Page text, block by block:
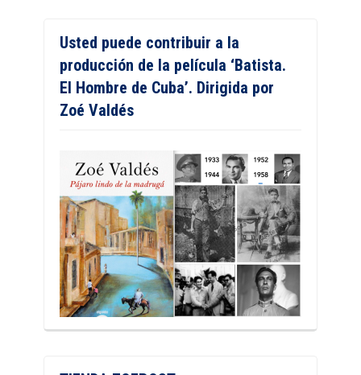
Usted puede contribuir a la
producción de la película ‘Batista.
El Hombre de Cuba’. Dirigida por
Zoé Valdés